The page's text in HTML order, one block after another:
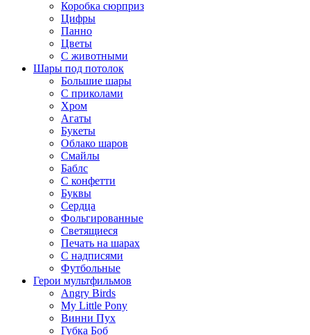
Коробка сюрприз
Цифры
Панно
Цветы
С животными
Шары под потолок
Большие шары
С приколами
Хром
Агаты
Букеты
Облако шаров
Смайлы
Баблс
С конфетти
Буквы
Сердца
Фольгированные
Светящиеся
Печать на шарах
С надписями
Футбольные
Герои мультфильмов
Angry Birds
My Little Pony
Винни Пух
Губка Боб